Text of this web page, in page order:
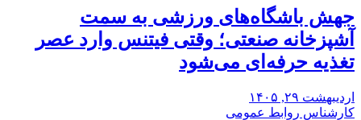
جهش باشگاه‌های ورزشی به سمت
آشپزخانه صنعتی؛ وقتی فیتنس وارد عصر
تغذیه حرفه‌ای می‌شود
اردیبهشت ۲۹, ۱۴۰۵
کارشناس روابط عمومی